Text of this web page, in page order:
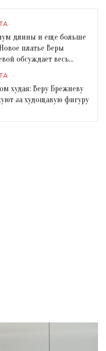
длины и еще больше
платье Веры
обсуждает весь
худая: Веру Брежневу
за худощавую фигуру